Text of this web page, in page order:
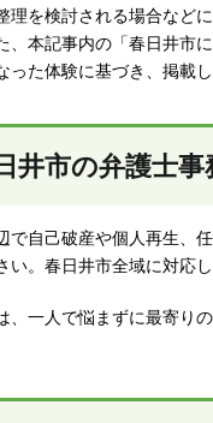
理を検討される場合など
、本記事内の「春日井市
った体験に基づき、掲載し
井市の弁護士
で自己破産や個人再生、
い。春日井市全域に対応し
、一人で悩まずに最寄り